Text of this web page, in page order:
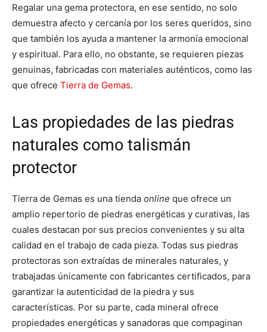
Regalar una gema protectora, en ese sentido, no solo
demuestra afecto y cercanía por los seres queridos, sino
que también los ayuda a mantener la armonía emocional
y espiritual. Para ello, no obstante, se requieren piezas
genuinas, fabricadas con materiales auténticos, como las
que ofrece Tierra de Gemas.
Las propiedades de las piedras
naturales como talismán
protector
Tierra de Gemas es una tienda online que ofrece un
amplio repertorio de piedras energéticas y curativas, las
cuales destacan por sus precios convenientes y su alta
calidad en el trabajo de cada pieza. Todas sus piedras
protectoras son extraídas de minerales naturales, y
trabajadas únicamente con fabricantes certificados, para
garantizar la autenticidad de la piedra y sus
características. Por su parte, cada mineral ofrece
propiedades energéticas y sanadoras que compaginan